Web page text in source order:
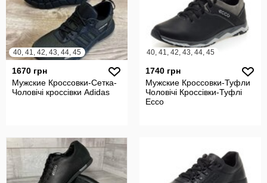
40, 41, 42, 43, 44, 45
1670 грн
Мужские Кроссовки-Сетка-
Чоловічі кроссівки Adidas
40, 41, 42, 43, 44, 45
1740 грн
Мужские Кроссовки-Туфли
Чоловічі Кроссівки-Туфлі
Ecco